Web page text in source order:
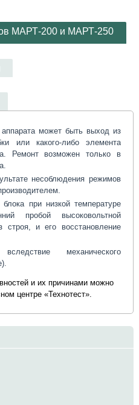
МАРТ-200 и МАРТ-250
может быть выход из
или какого-либо элемента
Ремонт возможен только в
несоблюдения режимов
блока при низкой температуре
пробой высоковольтной
строя, и его восстановление
механического
и их причинами можно
центре «Технотест».